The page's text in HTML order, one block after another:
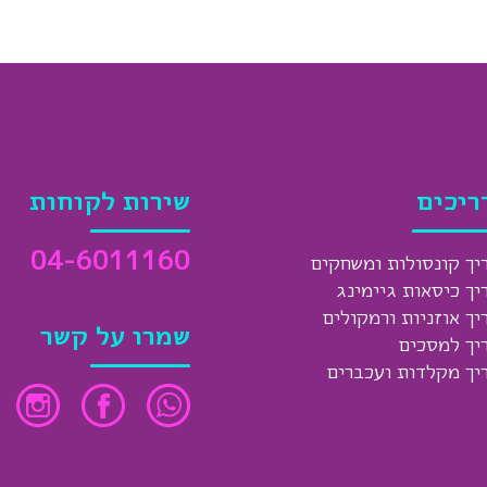
קונסולות ומשחקים
כיסאות גיימינג
אוזניות ורמקולים
למסכים
מקלדות ועכברים
שירות לקוחות
04-6011160
שמרו על קשר